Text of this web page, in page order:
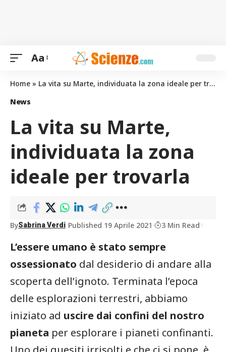
Aa
Home » La vita su Marte, individuata la zona ideale per trovarla
News
La vita su Marte,
individuata la zona
ideale per trovarla
BySabrina Verdi Published 19 Aprile 2021 3 Min Read
L’essere umano è stato sempre
ossessionato dal desiderio di andare alla
scoperta dell’ignoto. Terminata l’epoca
delle esplorazioni terrestri, abbiamo
iniziato ad uscire dai confini del nostro
pianeta per esplorare i pianeti confinanti.